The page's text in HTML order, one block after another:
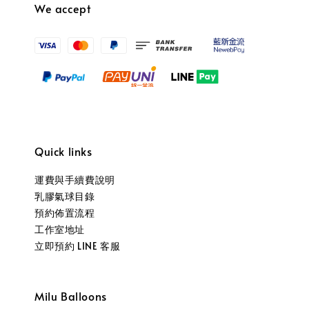
We accept
Quick links
運費與手續費說明
乳膠氣球目錄
預約佈置流程
工作室地址
立即預約 LINE 客服
Milu Balloons